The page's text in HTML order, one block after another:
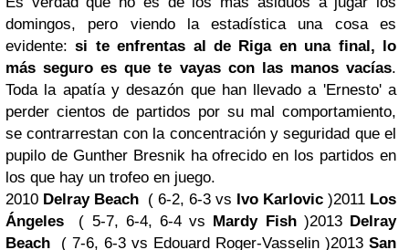
domingos, pero viendo la estadística una cosa es
evidente:si te enfrentas al de Rigaen una final, lo
más seguro es que te vayas con las manos vacías.
Toda la apatía y desazón que han llevado a 'Ernesto' a
perder cientos de partidos por su mal comportamiento,
se contrarrestan con la concentración y seguridad que el
pupilo de Gunther Bresnik ha ofrecido en los partidos en
los que hay un trofeo en juego.
2010 Delray Beach ( 6-2, 6-3 vs Ivo Karlovic )2011 Los
Ángeles ( 5-7, 6-4, 6-4 vs Mardy Fish)2013 Delray
Beach ( 7-6, 6-3 vs Edouard Roger-Vasselin )2013 San